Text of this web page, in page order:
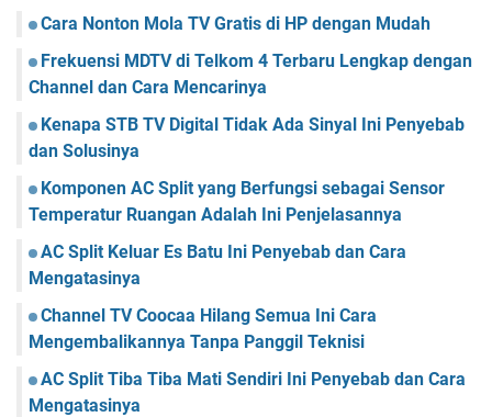
Cara Nonton Mola TV Gratis di HP dengan Mudah
Frekuensi MDTV di Telkom 4 Terbaru Lengkap dengan
Channel dan Cara Mencarinya
Kenapa STB TV Digital Tidak Ada Sinyal Ini Penyebab
dan Solusinya
Komponen AC Split yang Berfungsi sebagai Sensor
Temperatur Ruangan Adalah Ini Penjelasannya
AC Split Keluar Es Batu Ini Penyebab dan Cara
Mengatasinya
Channel TV Coocaa Hilang Semua Ini Cara
Mengembalikannya Tanpa Panggil Teknisi
AC Split Tiba Tiba Mati Sendiri Ini Penyebab dan Cara
Mengatasinya